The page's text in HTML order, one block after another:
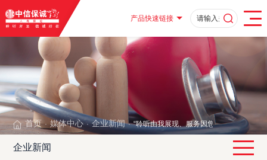
产品快速链接
首页 · 媒体中心 · 企业新闻 · “聆听由我展现、服务因您改变”——高阶
企业新闻